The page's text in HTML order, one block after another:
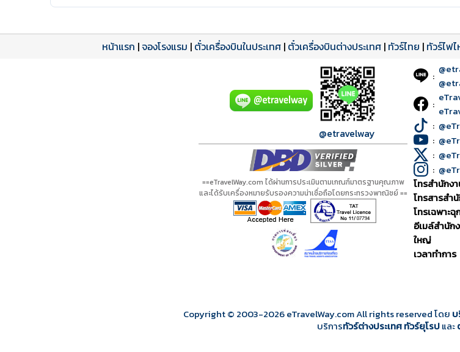
หน้าแรก |จองโรงแรม | ตั๋วเครื่องบินในประเทศ | ตั๋วเครื่องบินต่างประเทศ | ทัวร์ไทย | ทัวร์ไฟ
@etravelway
==eTravelWay.com ได้ผ่านการประเมินตามเกณฑ์มาตรฐานคุณภาพ
และได้รับเครื่องหมายรับรองความน่าเชื่อถือโดยกระทรวงพาณิชย์ ==
:
:
:
:
:
:
โทรสำนักง
โทรสารสำ
โทรเฉพาะฉุ
อีเมล์สำนัก
ใหญ่
เวลาทำการ
Copyright © 2003-2026eTravelWay.com All rights reserved โดย
บริการทัวร์ต่างประเทศทัวร์ยุโรปและ